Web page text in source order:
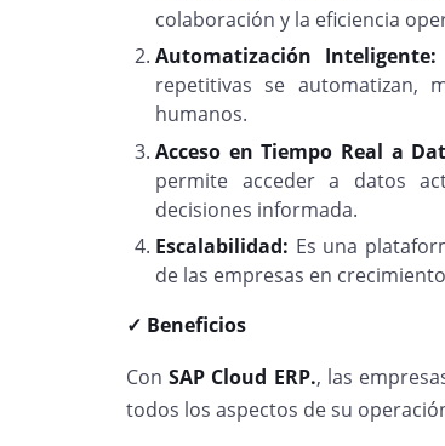
colaboración y la eficiencia
Automatización Inteligente:
repetitivas se automatizan,
humanos.
Acceso en Tiempo Real a
permite acceder a datos
decisiones informada.
Escalabilidad: Es una
de las empresas en
✓ Beneficios
ConSAP Cloud ERP., las
todos los aspectos de su